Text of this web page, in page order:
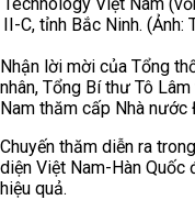
II-C, tỉnh Bắc Ninh. (Ảnh:
Nhận lời mời của Tổng
nhân, Tổng Bí thư Tô
Nam thăm cấp Nhà
Chuyến thăm diễn ra
diện Việt Nam-Hàn Quốc
hiệu quả.